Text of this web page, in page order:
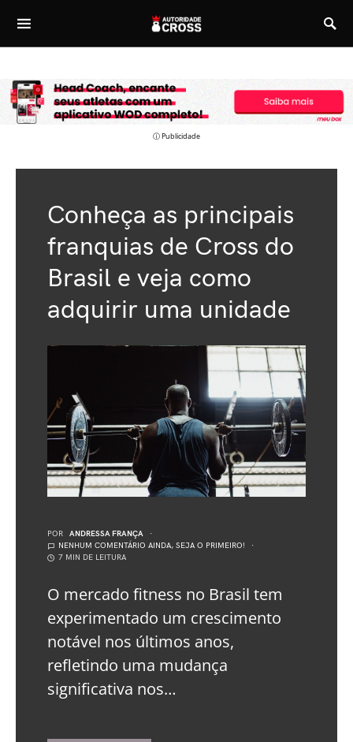
ⓘ Publicidade
Conheça as principais
franquias de Cross do
Brasil e veja como
adquirir uma unidade
POR
ANDRESSA FRANÇA
NENHUM COMENTÁRIO AINDA, SEJA O PRIMEIRO!
7 MIN DE LEITURA
O mercado fitness no Brasil tem
experimentado um crescimento
notável nos últimos anos,
refletindo uma mudança
significativa nos…